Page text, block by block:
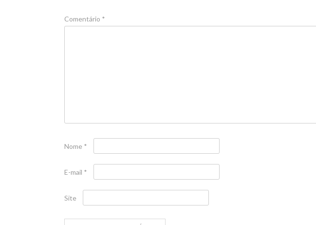
Comentário *
Nome *
E-mail *
Site